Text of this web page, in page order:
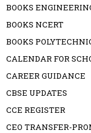
BOOKS
BOOKS NCERT
BOOKS
CALENDAR FOR
CAREER GUIDANCE
CBSE UPDATES
CCE REGISTER
CEO TRANSFER-